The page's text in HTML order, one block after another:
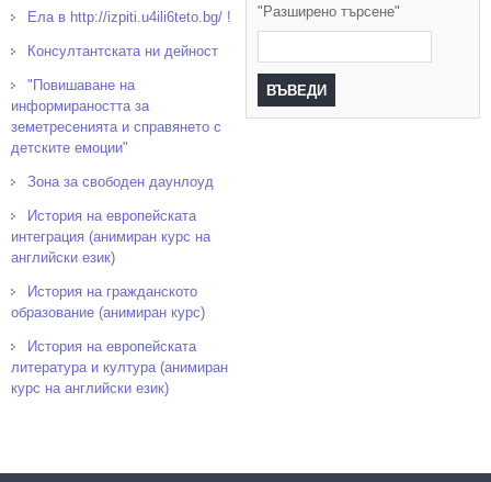
Ела в http://izpiti.u4ili6teto.bg/ !
Консултантската ни дейност
"Повишаване на
информираността за
земетресенията и справянето с
детските емоции"
Зона за свободен даунлоуд
История на европейската
интеграция (анимиран курс на
английски език)
История на гражданското
образование (анимиран курс)
История на европейската
литература и култура (анимиран
курс на английски език)
"Разширено търсене"